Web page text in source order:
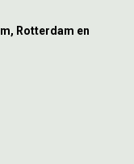
Rotterdam en